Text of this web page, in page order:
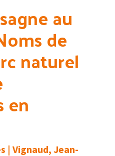
au
de
naturel
en
| Vignaud, Jean-